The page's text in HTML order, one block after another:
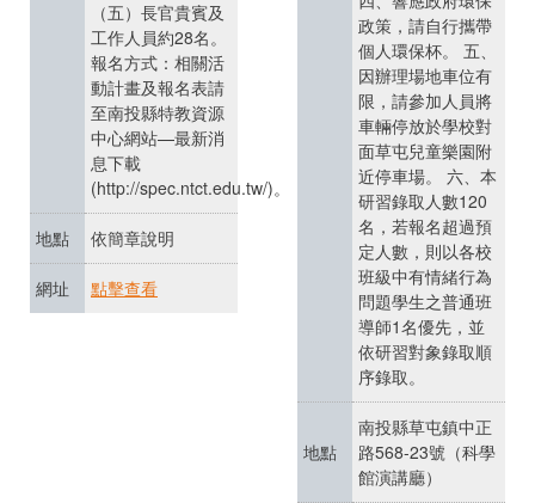
（五）長官貴賓及
工作人員約28名。
報名方式：相關活
動計畫及報名表請
至南投縣特教資源
中心網站—最新消
息下載
(http://spec.ntct.edu.tw/)。
地點 依簡章說明
網址 點擊查看
政策，請自行攜帶
個人環保杯。 五、
因辦理場地車位有
限，請參加人員將
車輛停放於學校對
面草屯兒童樂園附
近停車場。 六、本
研習錄取人數120
名，若報名超過預
定人數，則以各校
班級中有情緒行為
問題學生之普通班
導師1名優先，並
依研習對象錄取順
序錄取。
地點
南投縣草屯鎮中正
路568-23號（科學
館演講廳）